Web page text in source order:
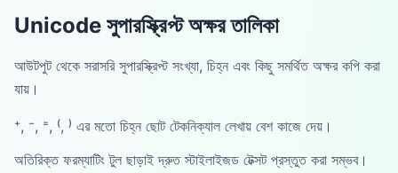
Unicode সুপারস্ক্রিপ্ট অক্ষর তালিকা
আউটপুট থেকে সরাসরি সুপারস্ক্রিপ্ট সংখ্যা, চিহ্ন এবং কিছু সমর্থিত অক্ষর কপি করা
যায়।
⁺, ⁻, ⁼, ⁽, ⁾ এর মতো চিহ্ন ছোট টেকনিক্যাল লেখায় বেশ কাজে দেয়।
অতিরিক্ত ফরম্যাটিং টুল ছাড়াই দ্রুত স্টাইলাইজড টেক্সট প্রস্তুত করা সম্ভব।